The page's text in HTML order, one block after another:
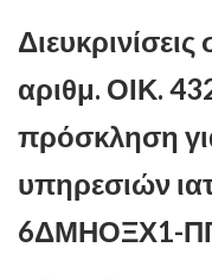
Διευκρινίσεις
αριθμ. ΟΙΚ.
πρόσκληση
υπηρεσιών
6ΔΜΗΟΞΧ1-